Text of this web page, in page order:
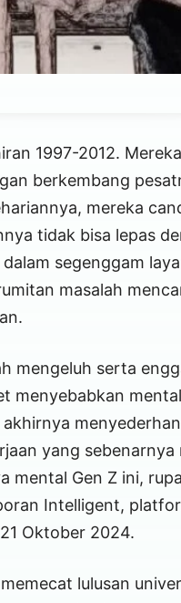
1997-2012.
berkembang
mereka
tidak bisa lepas
segenggam
masalah
mengeluh serta
menyebabkan
yang
mental Gen Z ini,
Intelligent,
Oktober 2024.
lulusan